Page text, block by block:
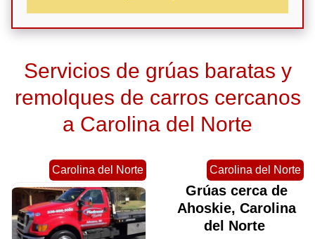
Servicios de grúas baratas y
remolques de carros cercanos
a Carolina del Norte
Carolina del Norte Carolina del Norte
Grúas cerca de
Ahoskie, Carolina
del Norte